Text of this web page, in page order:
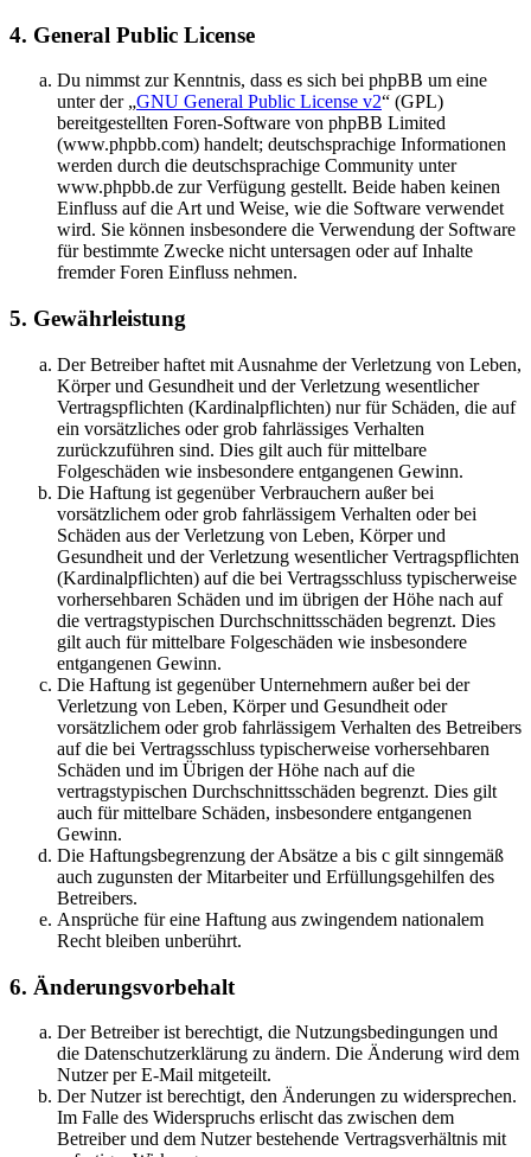
4. General Public License
Du nimmst zur Kenntnis, dass es sich bei phpBB um eine
unter der „GNU General Public License v2“ (GPL)
bereitgestellten Foren-Software von phpBB Limited
(www.phpbb.com) handelt; deutschsprachige Informationen
werden durch die deutschsprachige Community unter
www.phpbb.de zur Verfügung gestellt. Beide haben keinen
Einfluss auf die Art und Weise, wie die Software verwendet
wird. Sie können insbesondere die Verwendung der Software
für bestimmte Zwecke nicht untersagen oder auf Inhalte
fremder Foren Einfluss nehmen.
5. Gewährleistung
Der Betreiber haftet mit Ausnahme der Verletzung von Leben,
Körper und Gesundheit und der Verletzung wesentlicher
Vertragspflichten (Kardinalpflichten) nur für Schäden, die auf
ein vorsätzliches oder grob fahrlässiges Verhalten
zurückzuführen sind. Dies gilt auch für mittelbare
Folgeschäden wie insbesondere entgangenen Gewinn.
Die Haftung ist gegenüber Verbrauchern außer bei
vorsätzlichem oder grob fahrlässigem Verhalten oder bei
Schäden aus der Verletzung von Leben, Körper und
Gesundheit und der Verletzung wesentlicher Vertragspflichten
(Kardinalpflichten) auf die bei Vertragsschluss typischerweise
vorhersehbaren Schäden und im übrigen der Höhe nach auf
die vertragstypischen Durchschnittsschäden begrenzt. Dies
gilt auch für mittelbare Folgeschäden wie insbesondere
entgangenen Gewinn.
Die Haftung ist gegenüber Unternehmern außer bei der
Verletzung von Leben, Körper und Gesundheit oder
vorsätzlichem oder grob fahrlässigem Verhalten des Betreibers
auf die bei Vertragsschluss typischerweise vorhersehbaren
Schäden und im Übrigen der Höhe nach auf die
vertragstypischen Durchschnittsschäden begrenzt. Dies gilt
auch für mittelbare Schäden, insbesondere entgangenen
Gewinn.
Die Haftungsbegrenzung der Absätze a bis c gilt sinngemäß
auch zugunsten der Mitarbeiter und Erfüllungsgehilfen des
Betreibers.
Ansprüche für eine Haftung aus zwingendem nationalem
Recht bleiben unberührt.
6. Änderungsvorbehalt
Der Betreiber ist berechtigt, die Nutzungsbedingungen und
die Datenschutzerklärung zu ändern. Die Änderung wird dem
Nutzer per E-Mail mitgeteilt.
Der Nutzer ist berechtigt, den Änderungen zu widersprechen.
Im Falle des Widerspruchs erlischt das zwischen dem
Betreiber und dem Nutzer bestehende Vertragsverhältnis mit